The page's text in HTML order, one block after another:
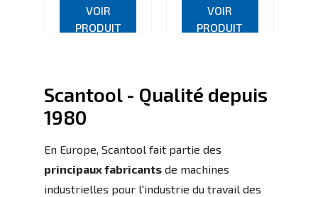
VOIR
PRODUIT
VOIR
PRODUIT
Scantool - Qualité depuis
1980
En Europe, Scantool fait partie des
principaux fabricants de machines
industrielles pour l'industrie du travail des